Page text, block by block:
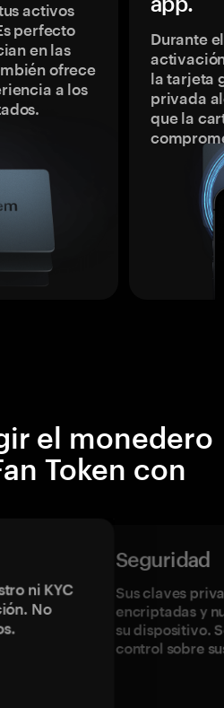
activos
perfecto
en las
ofrece
a los
Durante
la tarjeta
privada
que la
el monedero
Token con
ni KYC
No
Seguridad
Sus claves
encriptadas y
su dispositivo.
control sobre